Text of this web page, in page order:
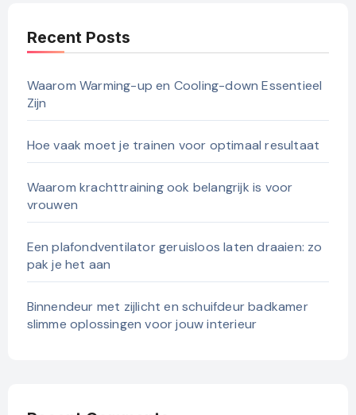
Recent Posts
Waarom Warming-up en Cooling-down Essentieel
Zijn
Hoe vaak moet je trainen voor optimaal resultaat
Waarom krachttraining ook belangrijk is voor
vrouwen
Een plafondventilator geruisloos laten draaien: zo
pak je het aan
Binnendeur met zijlicht en schuifdeur badkamer
slimme oplossingen voor jouw interieur